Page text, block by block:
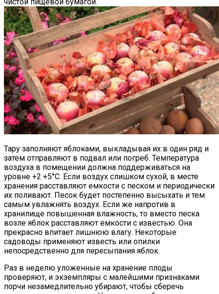
Тару заполняют яблоками, выкладывая их в один ряд и
затем отправляют в подвал или погреб. Температура
воздуха в помещении должна поддерживаться на
уровне +2 +5°С. Если воздух слишком сухой, в месте
хранения расставляют емкости с песком и периодически
их поливают. Песок будет постепенно высыхать и тем
самым увлажнять воздух. Если же напротив в
хранилище повышенная влажность, то вместо песка
возле яблок расставляют емкости с известью. Она
прекрасно впитает лишнюю влагу. Некоторые
садоводы применяют известь или опилки
непосредственно для пересыпания яблок.
Раз в неделю уложенные на хранение плоды
проверяют, и экземпляры с малейшими признаками
порчи незамедлительно убирают, чтобы сберечь